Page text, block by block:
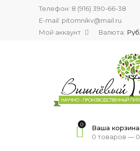
Телефон: 8 (916) 390-66-38
E-mail: pitomnikv@mail.ru
Мой аккаунт
Валюта:
0
Ваша корзина
0 товаров — 0